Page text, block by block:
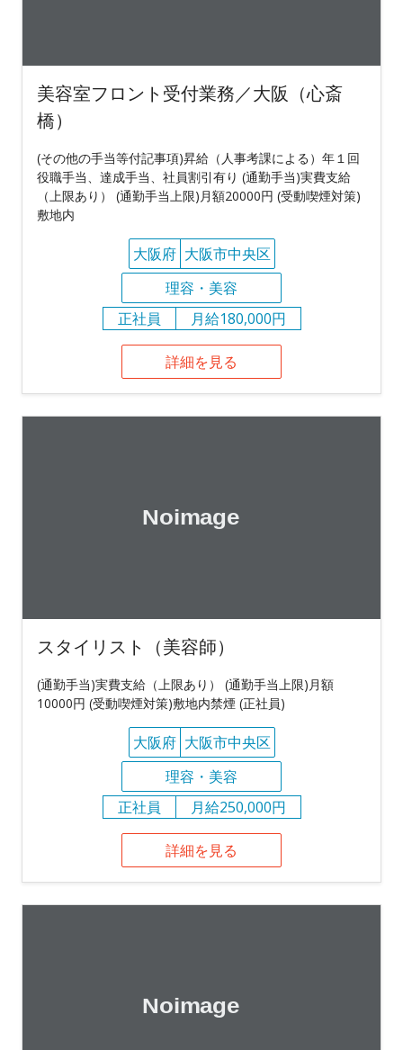
美容室フロント受付業務／大阪（心斎
橋）
(その他の手当等付記事項)昇給（人事考課による）年１回
役職手当、達成手当、社員割引有り (通勤手当)実費支給
（上限あり） (通勤手当上限)月額20000円 (受動喫煙対策)
敷地内
大阪府 大阪市中央区
理容・美容
正社員
月給180,000円
詳細を見る
スタイリスト（美容師）
(通勤手当)実費支給（上限あり） (通勤手当上限)月額
10000円 (受動喫煙対策)敷地内禁煙 (正社員)
大阪府 大阪市中央区
理容・美容
正社員
月給250,000円
詳細を見る